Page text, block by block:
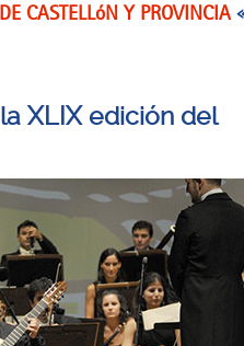
CASTELLóN Y PROVINCIA
XLIX edición del